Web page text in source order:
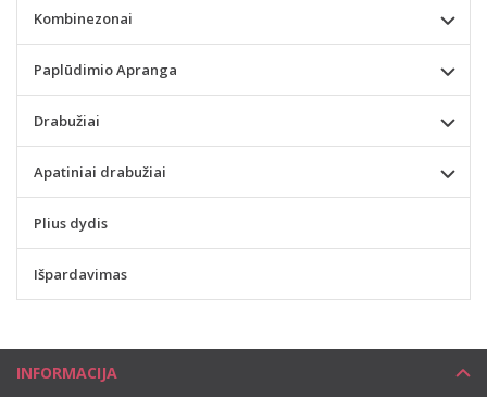
Kombinezonai
Paplūdimio Apranga
Drabužiai
Apatiniai drabužiai
Plius dydis
Išpardavimas
INFORMACIJA